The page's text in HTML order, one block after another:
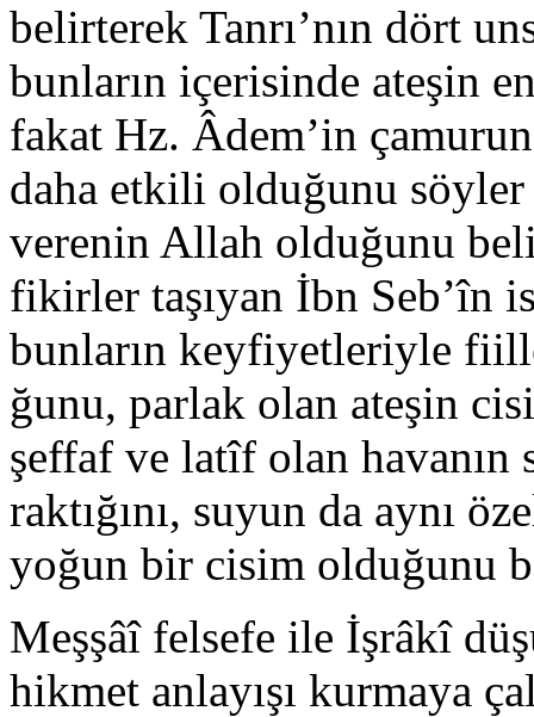
belirterek Tanrı’nın dört
bunların içerisinde ateşin
fakat Hz. Âdem’in
daha etkili olduğunu
verenin Al­lah olduğunu
fikirler taşıyan İbn Seb’în
bunların keyfiyetleriyle
ğunu, parlak olan ateşin
şeffaf ve latîf olan
raktığını, suyun da aynı
yoğun bir cisim olduğunu
Meşşâî felsefe ile İşrâkî
hikmet anlayışı kur­maya